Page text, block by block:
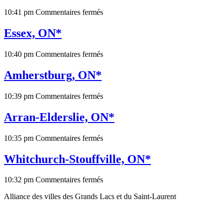
10:41 pm Commentaires ferméssur
Essex, ON*
10:40 pm Commentaires ferméssur
Amherstburg, ON*
10:39 pm Commentaires ferméssur
ON*
Arran-Elderslie, ON*
10:35 pm Commentaires ferméssur
Elderslie,
ON*
Whitchurch-Stouffville, ON*
10:32 pm Commentaires ferméssur
Stouffville,
Alliance des villes des Grands Lacs et du Saint-Laurent